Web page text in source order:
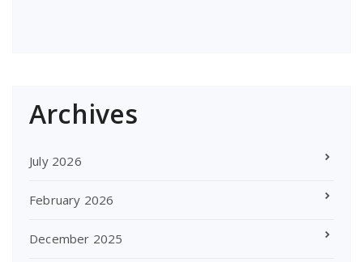
Archives
July 2026
February 2026
December 2025